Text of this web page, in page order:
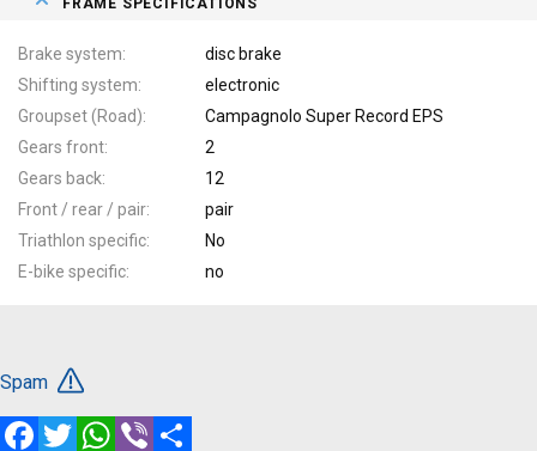
Brake system
disc brake
Shifting system
electronic
Groupset (Road)
Campagnolo Super Record EPS
Gears front
2
Gears back
12
Front / rear / pair
pair
Triathlon specific
No
E-bike specific
no
Spam
FacebookTwitterWhatsApp
Viber